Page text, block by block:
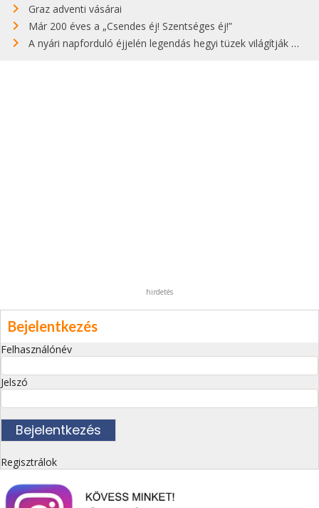
Graz adventi vásárai
Már 200 éves a „Csendes éj! Szentséges éj!”
A nyári napforduló éjjelén legendás hegyi tüzek világítják meg Zugspitzét
hirdetés
Bejelentkezés
Felhasználónév
Jelszó
Regisztrálok